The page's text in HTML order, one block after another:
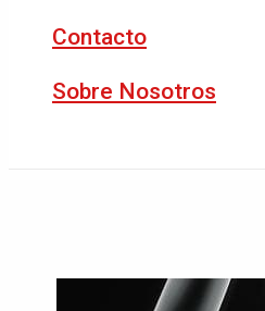
Contacto
Sobre Nosotros